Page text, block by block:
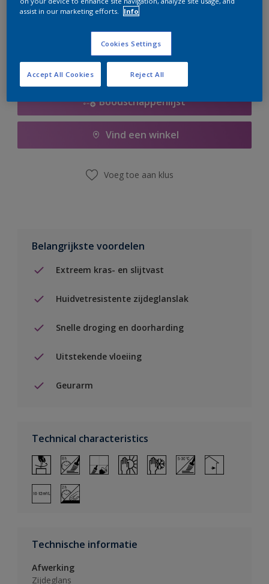
te bestellen. Houd de website in de gaten, we werken
Boodschappenlijst
Vind een winkel
Voeg toe aan klus
Belangrijkste voordelen
Extreem kras- en slijtvast
Huidvetresistente zijdeglanslak
Snelle droging en doorharding
Uitstekende vloeiing
Geurarm
Technical characteristics
Technische informatie
Afwerking
Zijdeglans
assist in our marketing efforts.
Info
Cookies Settings
Reject All
Accept All Cookies